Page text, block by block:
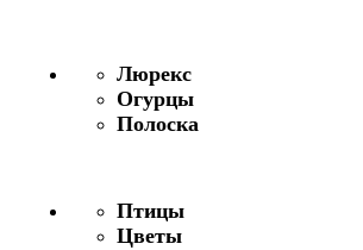
Люрекс
Огурцы
Полоска
Птицы
Цветы